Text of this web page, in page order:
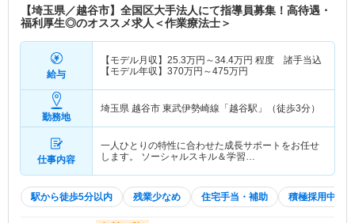
【埼玉県／越谷市】全国区大手法人にて指導員募集！高待遇・
福利厚生◎のオススメ求人＜作業療法士＞
給与
【モデル月収】 25.3万円～34.4万円 程度 諸手当込
【モデル年収】 370万円～475万円
勤務地
埼玉県 越谷市 東武伊勢崎線「越谷駅」（徒歩3分）
仕事内容
一人ひとりの特性に合わせた成長サポートをお任せ
します。 ソーシャルスキル＆学習…
駅から徒歩5分以内 残業少なめ 住宅手当・補助 積極採用中